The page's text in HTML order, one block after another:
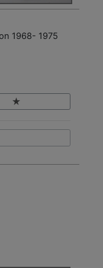
1968- 1975